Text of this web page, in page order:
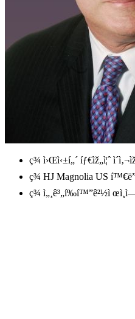
ç¾ ì›Œì‹±í„´ íƒ€ìž„ì¦ˆ
ç¾ HJ Magnolia US
ç¾ ì„¸ê³„í‰í™”ê²½ì